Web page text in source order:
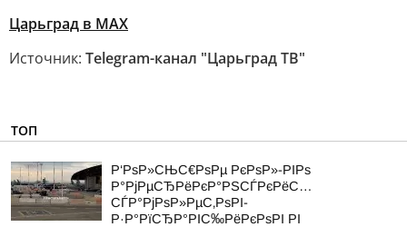
Царьград в МАХ
Источник: Telegram-канал "Царьград ТВ"
ТОП
Р‘РѕР»СЊС€РѕРµ РєРѕР»-РІРѕ
Р°РјРµСЂРёРєР°РЅСЃРєРёС…
СЃР°РјРѕР»РµС‚РѕРІ-
Р·Р°РїСЂР°РІС‰РёРєРѕРІ РІ